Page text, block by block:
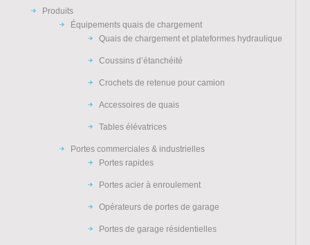
Produits
Équipements quais de chargement
Quais de chargement et plateformes hydraulique
Coussins d’étanchéité
Crochets de retenue pour camion
Accessoires de quais
Tables élévatrices
Portes commerciales & industrielles
Portes rapides
Portes acier à enroulement
Opérateurs de portes de garage
Portes de garage résidentielles